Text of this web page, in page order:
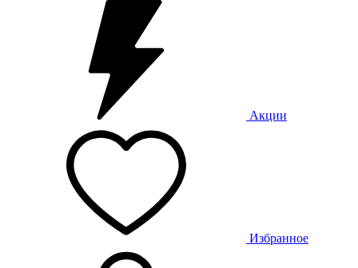
Акции
Избранное